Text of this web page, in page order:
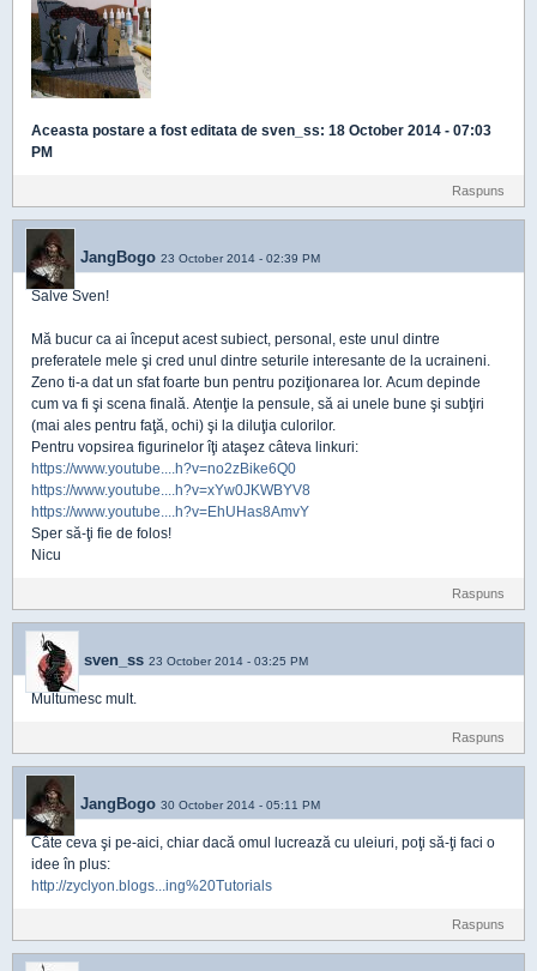
Aceasta postare a fost editata de sven_ss: 18 October 2014 - 07:03
PM
Raspuns
JangBogo 23 October 2014 - 02:39 PM
Salve Sven!
Mă bucur ca ai început acest subiect, personal, este unul dintre
preferatele mele şi cred unul dintre seturile interesante de la ucraineni.
Zeno ti-a dat un sfat foarte bun pentru poziţionarea lor. Acum depinde
cum va fi şi scena finală. Atenţie la pensule, să ai unele bune şi subţiri
(mai ales pentru faţă, ochi) şi la diluţia culorilor.
Pentru vopsirea figurinelor îţi ataşez câteva linkuri:
https://www.youtube....h?v=no2zBike6Q0
https://www.youtube....h?v=xYw0JKWBYV8
https://www.youtube....h?v=EhUHas8AmvY
Sper să-ţi fie de folos!
Nicu
Raspuns
sven_ss 23 October 2014 - 03:25 PM
Multumesc mult.
Raspuns
JangBogo 30 October 2014 - 05:11 PM
Câte ceva şi pe-aici, chiar dacă omul lucrează cu uleiuri, poţi să-ţi faci o
idee în plus:
http://zyclyon.blogs...ing%20Tutorials
Raspuns